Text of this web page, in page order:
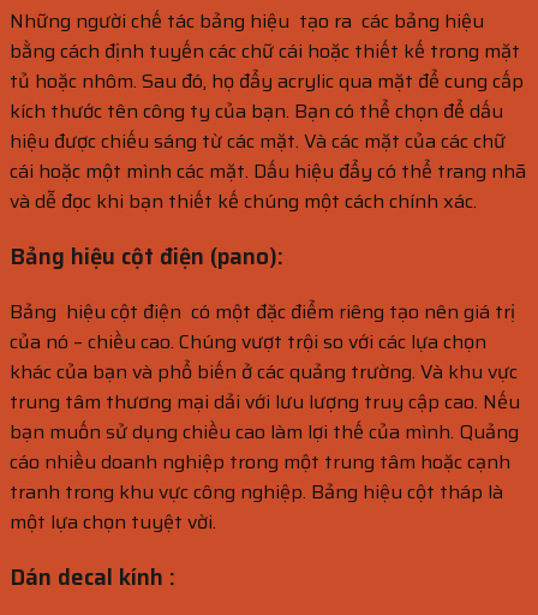
Những người chế tác bảng hiệu tạo ra các bảng hiệu
bằng cách định tuyến các chữ cái hoặc thiết kế trong mặt
tủ hoặc nhôm. Sau đó, họ đẩy acrylic qua mặt để cung cấp
kích thước tên công ty của bạn. Bạn có thể chọn để dấu
hiệu được chiếu sáng từ các mặt. Và các mặt của các chữ
cái hoặc một mình các mặt. Dấu hiệu đẩy có thể trang nhã
và dễ đọc khi bạn thiết kế chúng một cách chính xác.
Bảng hiệu cột điện (pano):
Bảng hiệu cột điện có một đặc điểm riêng tạo nên giá trị
của nó – chiều cao. Chúng vượt trội so với các lựa chọn
khác của bạn và phổ biến ở các quảng trường. Và khu vực
trung tâm thương mại dải với lưu lượng truy cập cao. Nếu
bạn muốn sử dụng chiều cao làm lợi thế của mình. Quảng
cáo nhiều doanh nghiệp trong một trung tâm hoặc cạnh
tranh trong khu vực công nghiệp. Bảng hiệu cột tháp là
một lựa chọn tuyệt vời.
Dán decal kính :